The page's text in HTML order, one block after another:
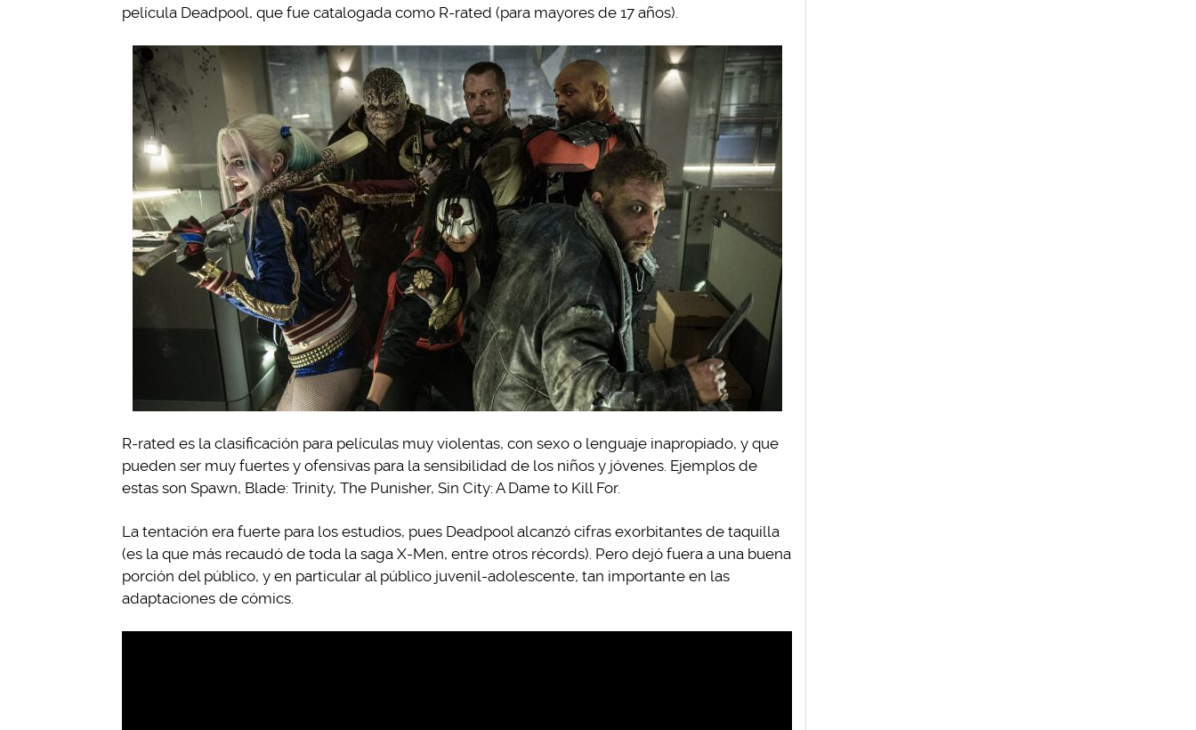
película Deadpool, que fue catalogada como R-rated (para mayores de 17 años).
R-rated es la clasificación para películas muy violentas, con sexo o lenguaje inapropiado, y que
pueden ser muy fuertes y ofensivas para la sensibilidad de los niños y jóvenes. Ejemplos de
estas son Spawn, Blade: Trinity, The Punisher, Sin City: A Dame to Kill For.
La tentación era fuerte para los estudios, pues Deadpool alcanzó cifras exorbitantes de taquilla
(es la que más recaudó de toda la saga X-Men, entre otros récords). Pero dejó fuera a una buena
porción del público, y en particular al público juvenil-adolescente, tan importante en las
adaptaciones de cómics.